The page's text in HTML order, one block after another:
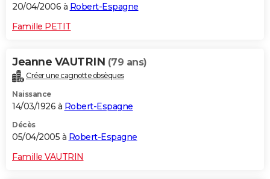
20/04/2006 à Robert-Espagne
Famille PETIT
Jeanne VAUTRIN (79 ans)
Créer une cagnotte obsèques
Naissance
14/03/1926 à Robert-Espagne
Décès
05/04/2005 à Robert-Espagne
Famille VAUTRIN